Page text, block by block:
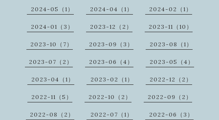
2024-05（1） 2024-04（1） 2024-02（1）
2024-01（3） 2023-12（2） 2023-11（10）
2023-10（7） 2023-09（3） 2023-08（1）
2023-07（2） 2023-06（4） 2023-05（4）
2023-04（1） 2023-02（1） 2022-12（2）
2022-11（5） 2022-10（2） 2022-09（2）
2022-08（2） 2022-07（1） 2022-06（3）